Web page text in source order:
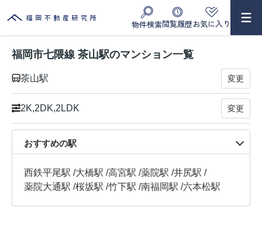
物件検索閲覧履歴お気に入り
福岡市七隈線 茶山駅のマンション一覧
茶山駅 変更
2K,2DK,2LDK 変更
おすすめの駅
西鉄平尾駅 /大橋駅 /高宮駅 /薬院駅 /井尻駅 /
薬院大通駅 /桜坂駅 /竹下駅 /南福岡駅 /六本松駅